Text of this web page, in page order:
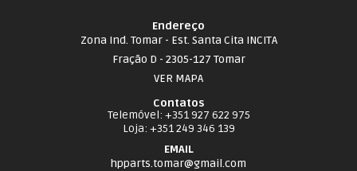
Endereço
Zona Ind. Tomar - Est. Santa Cita INCITA
Fração D - 2305-127 Tomar
VER MAPA
Contatos
Telemóvel: +351 927 622 975
Loja: +351 249 346 139
EMAIL
hpparts.tomar@gmail.com